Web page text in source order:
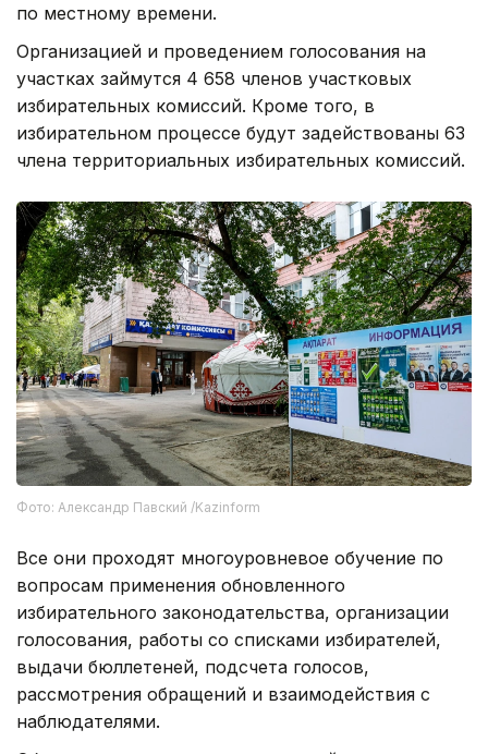
по местному времени.
Организацией и проведением голосования на
участках займутся 4 658 членов участковых
избирательных комиссий. Кроме того, в
избирательном процессе будут задействованы 63
члена территориальных избирательных комиссий.
Фото: Александр Павский /Kazinform
Все они проходят многоуровневое обучение по
вопросам применения обновленного
избирательного законодательства, организации
голосования, работы со списками избирателей,
выдачи бюллетеней, подсчета голосов,
рассмотрения обращений и взаимодействия с
наблюдателями.